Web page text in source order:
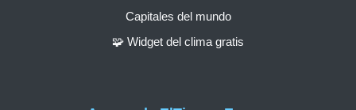
Capitales del mundo
🧩 Widget del clima gratis